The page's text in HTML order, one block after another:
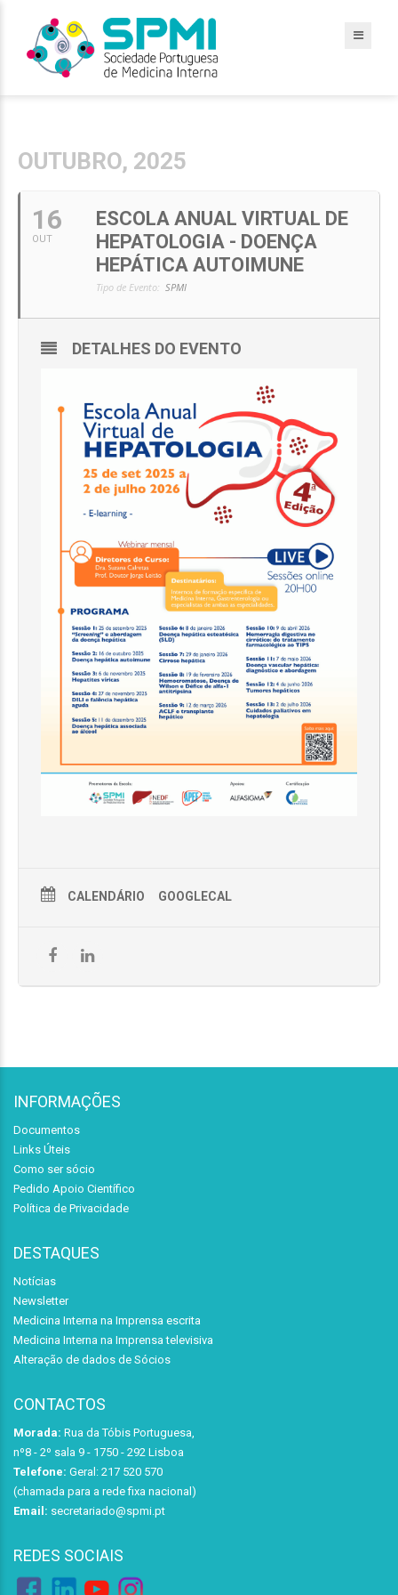
OUTUBRO, 2025
16
OUT
ESCOLA ANUAL VIRTUAL DE
HEPATOLOGIA - DOENÇA
HEPÁTICA AUTOIMUNE
Tipo de Evento: SPMI
DETALHES DO EVENTO
CALENDÁRIO GOOGLECAL
INFORMAÇÕES
Documentos
Links Úteis
Como ser sócio
Pedido Apoio Científico
Política de Privacidade
DESTAQUES
Notícias
Newsletter
Medicina Interna na Imprensa escrita
Medicina Interna na Imprensa televisiva
Alteração de dados de Sócios
CONTACTOS
Morada: Rua da Tóbis Portuguesa,
nº8 - 2º sala 9 - 1750 - 292 Lisboa
Telefone: Geral: 217 520 570
(chamada para a rede fixa nacional)
Email: secretariado@spmi.pt
REDES SOCIAIS